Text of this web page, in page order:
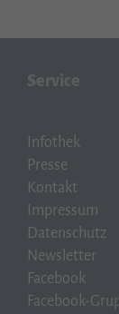
Service
Infothek
Presse
Kontakt
Impressum
Datenschutz
Newsletter
Facebook
Facebook-